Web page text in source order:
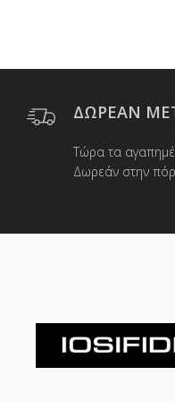
ΔΩΡΕΑΝ
Τώρα τα
Δωρεάν στην